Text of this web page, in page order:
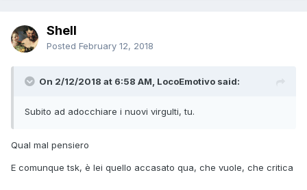
Shell
Posted February 12, 2018
On 2/12/2018 at 6:58 AM, LocoEmotivo said:
Subito ad adocchiare i nuovi virgulti, tu.
Qual mal pensiero
E comunque tsk, è lei quello accasato qua, che vuole, che critica